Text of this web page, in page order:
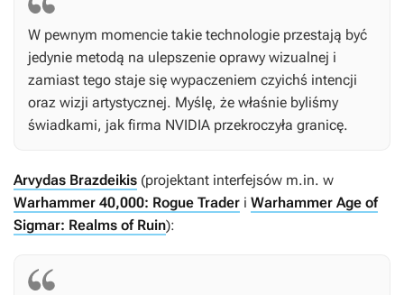
W pewnym momencie takie technologie przestają być
jedynie metodą na ulepszenie oprawy wizualnej i
zamiast tego staje się wypaczeniem czyichś intencji
oraz wizji artystycznej. Myślę, że właśnie byliśmy
świadkami, jak firma NVIDIA przekroczyła granicę.
Arvydas Brazdeikis (projektant interfejsów m.in. w
Warhammer 40,000: Rogue Trader i Warhammer Age of
Sigmar: Realms of Ruin):